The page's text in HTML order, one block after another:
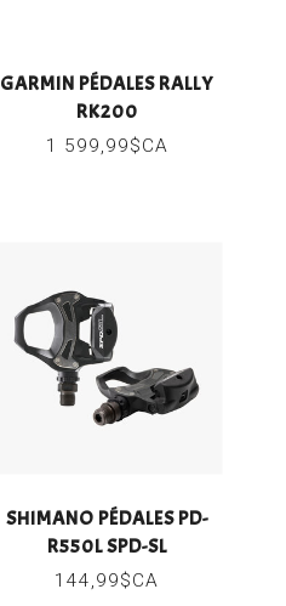
GARMIN PÉDALES RALLY
RK200
1 599,99$CA
SHIMANO PÉDALES PD-
R550L SPD-SL
144,99$CA